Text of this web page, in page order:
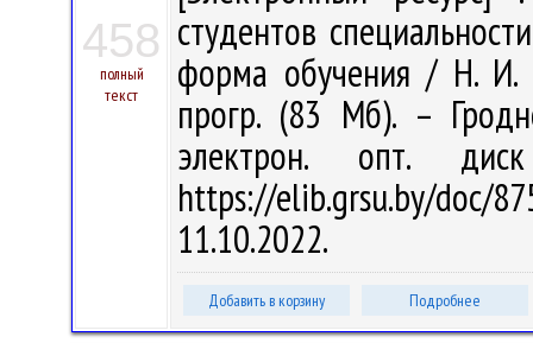
458
полный
текст
студентов
форма обучения / Н. И.
прогр. (83 Мб). –
электрон. опт.
https://elib.grsu.by/
11.10.2022.
Добавить в корзину Подробнее